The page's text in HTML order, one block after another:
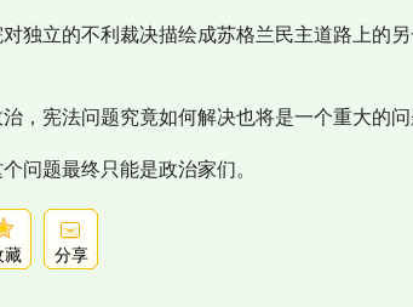
独立的不利裁决描绘成苏格兰民主道路上的
，宪法问题究竟如何解决也将是一个重大的问
问题最终只能是政治家们。
藏 分享